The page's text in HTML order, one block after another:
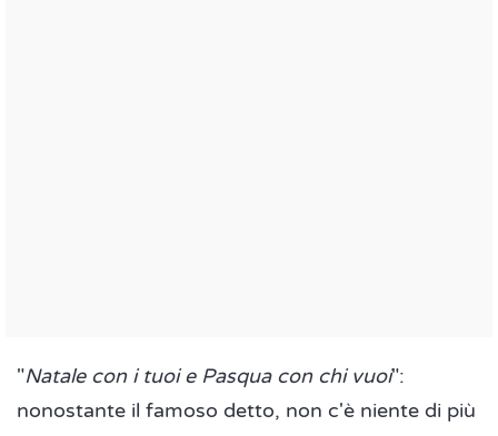
"Natale con i tuoi e Pasqua con chi vuoi":
nonostante il famoso detto, non c'è niente di più